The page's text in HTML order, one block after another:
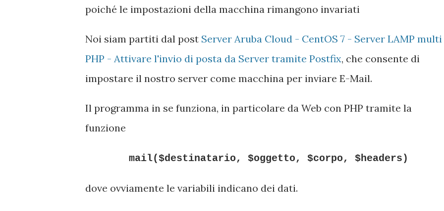
poiché le impostazioni della macchina rimangono invariati
Noi siam partiti dal post Server Aruba Cloud - CentOS 7 - Server LAMP multi
PHP - Attivare l'invio di posta da Server tramite Postfix, che consente di
impostare il nostro server come macchina per inviare E-Mail.
Il programma in se funziona, in particolare da Web con PHP tramite la
funzione
mail($destinatario, $oggetto, $corpo, $headers)
dove ovviamente le variabili indicano dei dati.